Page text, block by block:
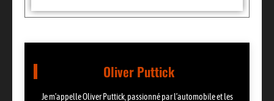
Oliver Puttick
Je m’appelle Oliver Puttick, passionné par l’automobile et les